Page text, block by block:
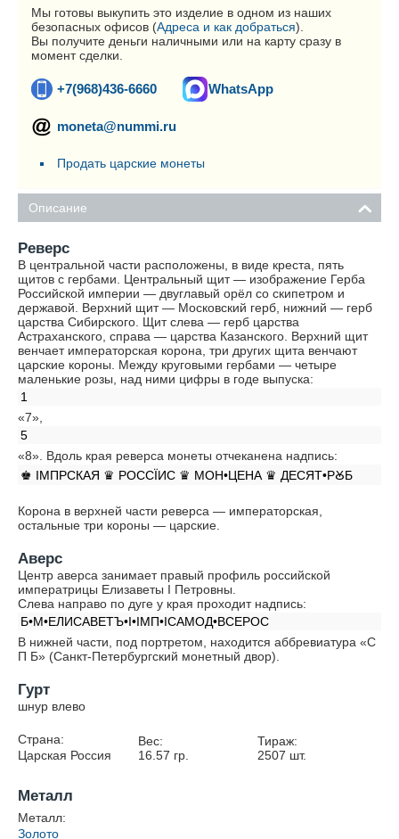
Мы готовы выкупить это изделие в одном из наших
безопасных офисов (Адреса и как добраться).
Вы получите деньги наличными или на карту сразу в
момент сделки.
+7(968)436-6660 WhatsApp
moneta@nummi.ru
Продать царские монеты
Описание
Реверс
В центральной части расположены, в виде креста, пять
щитов с гербами. Центральный щит — изображение Герба
Российской империи — двуглавый орёл со скипетром и
державой. Верхний щит — Московский герб, нижний — герб
царства Сибирского. Щит слева — герб царства
Астраханского, справа — царства Казанского. Верхний щит
венчает императорская корона, три других щита венчают
царские короны. Между круговыми гербами — четыре
маленькие розы, над ними цифры в годе выпуска:
1
«7»,
5
«8». Вдоль края реверса монеты отчеканена надпись:
♚ IМПРСКАЯ ♛ РОССÏИС ♛ МОН•ЦЕНА ♛ ДЕСЯТ•РꙊБ
Корона в верхней части реверса — императорская,
остальные три короны — царские.
Аверс
Центр аверса занимает правый профиль российской
императрицы Елизаветы I Петровны.
Слева направо по дуге у края проходит надпись:
Б•М•ЕЛИСАВЕТЪ•I•IМП•IСАМОД•ВСЕРОС
В нижней части, под портретом, находится аббревиатура «С
П Б» (Санкт-Петербургский монетный двор).
Гурт
шнур влево
Страна:
Царская Россия
Вес:
16.57 гр.
Тираж:
2507 шт.
Металл
Металл:
Золото